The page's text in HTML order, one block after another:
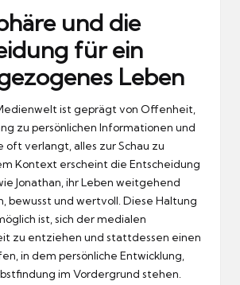
und die
für ein
Leben
ist geprägt von Offenheit,
zu persönlichen Informationen und
oft verlangt, alles zur Schau zu
Kontext erscheint die Entscheidung
Jonathan, ihr Leben weitgehend
bewusst und wertvoll. Diese Haltung
ist, sich der medialen
zu entziehen und stattdessen einen
in dem persönliche Entwicklung,
im Vordergrund stehen.